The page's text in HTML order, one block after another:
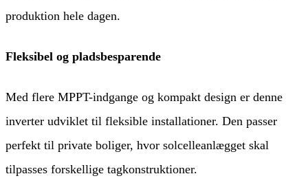
produktion hele dagen.
Fleksibel og pladsbesparende
Med flere MPPT-indgange og kompakt design er denne
inverter udviklet til fleksible installationer. Den passer
perfekt til private boliger, hvor solcelleanlægget skal
tilpasses forskellige tagkonstruktioner.